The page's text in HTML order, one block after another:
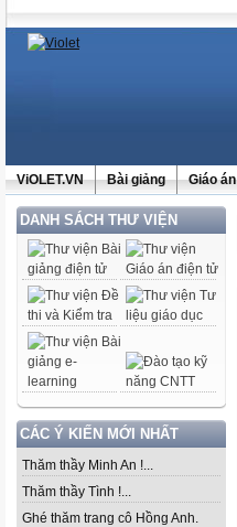
ViOLET.VN Bài giảng Giáo án
DANH SÁCH THƯ VIỆN
CÁC Ý KIẾN MỚI NHẤT
Thăm thầy Minh An !...
Thăm thầy Tình !...
Ghé thăm trang cô Hồng Anh.